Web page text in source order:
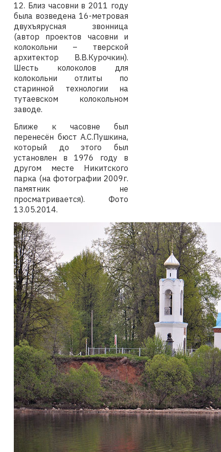
12. Близ часовни в 2011 году
была возведена 16-метровая
двухъярусная звонница
(автор проектов часовни и
колокольни – тверской
архитектор В.В.Курочкин).
Шесть колоколов для
колокольни отлиты по
старинной технологии на
тутаевском колокольном
заводе.
Ближе к часовне был
перенесён бюст А.С.Пушкина,
который до этого был
установлен в 1976 году в
другом месте Никитского
парка (на фотографии 2009г.
памятник не
просматривается). Фото
13.05.2014.